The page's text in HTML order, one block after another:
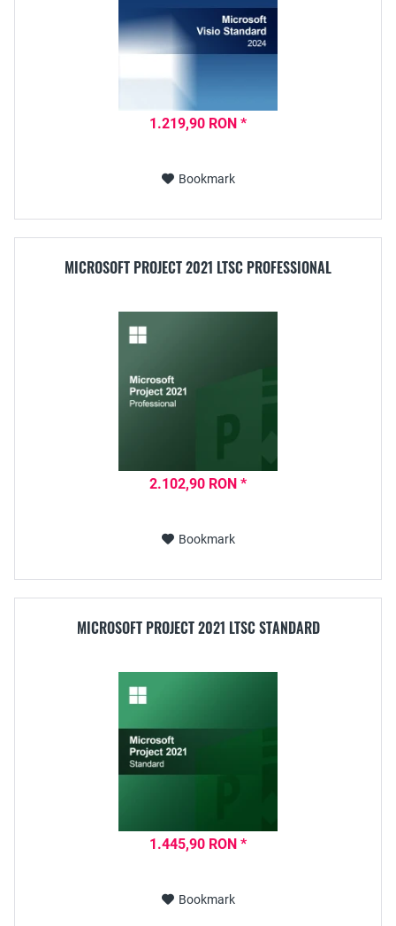
1.219,90 RON *
Bookmark
MICROSOFT PROJECT 2021 LTSC PROFESSIONAL
2.102,90 RON *
Bookmark
MICROSOFT PROJECT 2021 LTSC STANDARD
1.445,90 RON *
Bookmark